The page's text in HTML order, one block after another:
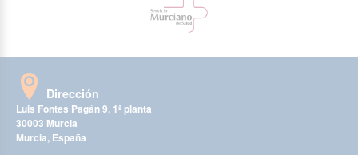
Dirección
Luis Fontes Pagán 9, 1ª planta
30003 Murcia
Murcia, España